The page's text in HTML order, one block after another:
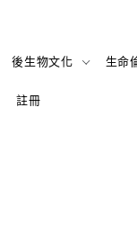
後生物文化 生命
註冊